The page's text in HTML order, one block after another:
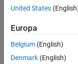
Languages
Version History
The data type
Returns
United States
Europa
Belgium (English)
Denmark (English)